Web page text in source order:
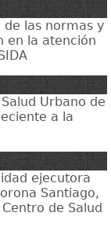
de las normas y
en la atención
Urbano de
a la
ejecutora
Santiago,
de Salud